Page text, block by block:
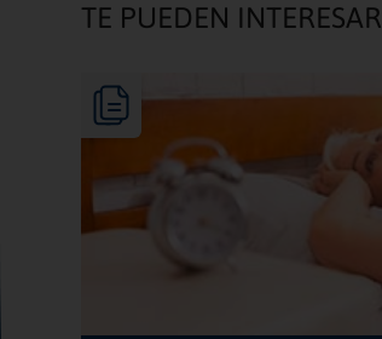
TE PUEDEN INTERESAR